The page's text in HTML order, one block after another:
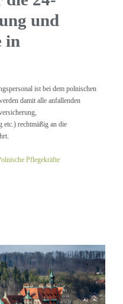
und
in
ist bei dem polnischen
damit alle anfallenden
rechtmäßig an die
Pflegekräfte